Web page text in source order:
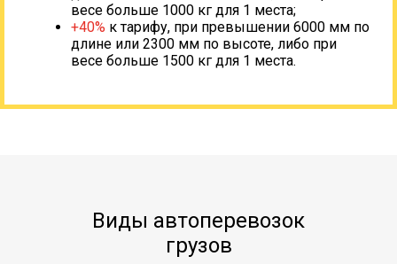
весе больше 1000 кг для 1 места;
+40% к тарифу, при превышении 6000 мм по
длине или 2300 мм по высоте, либо при
весе больше 1500 кг для 1 места.
Виды автоперевозок
грузов